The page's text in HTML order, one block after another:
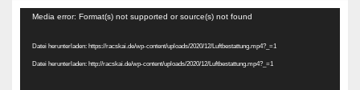
Video-
Media error: Format(s) not supported or source(s) not found
Datei herunterladen: https://racskai.de/wp-content/uploads/2020/12/Luftbestattung.mp4?_=1
Datei herunterladen: http://racskai.de/wp-content/uploads/2020/12/Luftbestattung.mp4?_=1